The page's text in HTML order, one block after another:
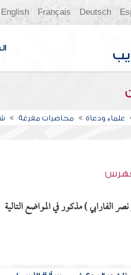
Deutsch
Français
English
علماء ودعاة محاضرات مفرغة
الفارابي ) مذكور في المواضع التالية